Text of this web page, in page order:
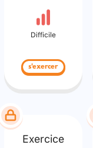
Difficile
s'exercer
Exercice